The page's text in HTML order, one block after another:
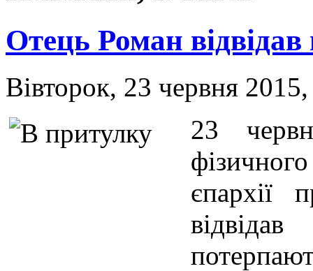
Отець Роман
Вівторок, 23 червня
23
єпархії